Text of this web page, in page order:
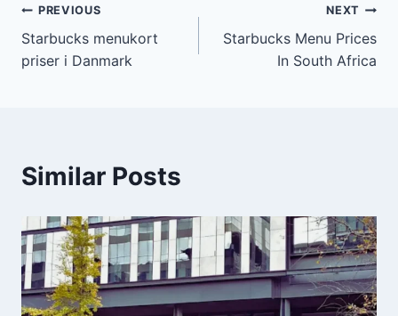
Post
navigation
PREVIOUS
Starbucks menukort
priser i Danmark
NEXT
Starbucks Menu Prices
In South Africa
Similar Posts